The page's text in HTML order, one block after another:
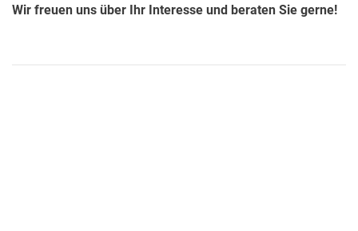
Wir freuen uns über Ihr Interesse und beraten Sie gerne!